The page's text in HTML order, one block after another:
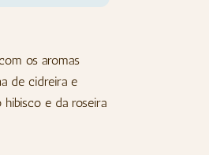
os aromas
de cidreira e
hibisco e da roseira